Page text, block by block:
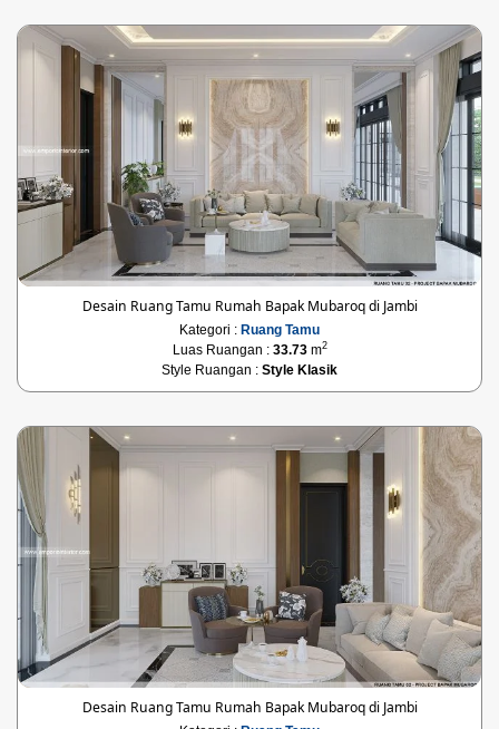
Desain Ruang Tamu Rumah Bapak Mubaroq di Jambi
Kategori : Ruang Tamu
Luas Ruangan : 33.73m2
Style Ruangan : Style Klasik
Desain Ruang Tamu Rumah Bapak Mubaroq di Jambi